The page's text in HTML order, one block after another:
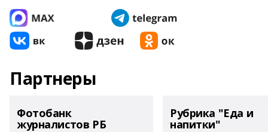
Партнеры
Фотобанк
журналистов РБ
Рубрика "Еда и
напитки"